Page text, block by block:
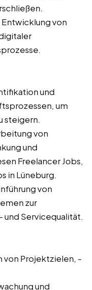
Entwicklung von
und
um
steigern.
von
und
Freelancer Jobs,
in Lüneburg.
von
zur
und Servicequalität.
von Projektzielen, -
und